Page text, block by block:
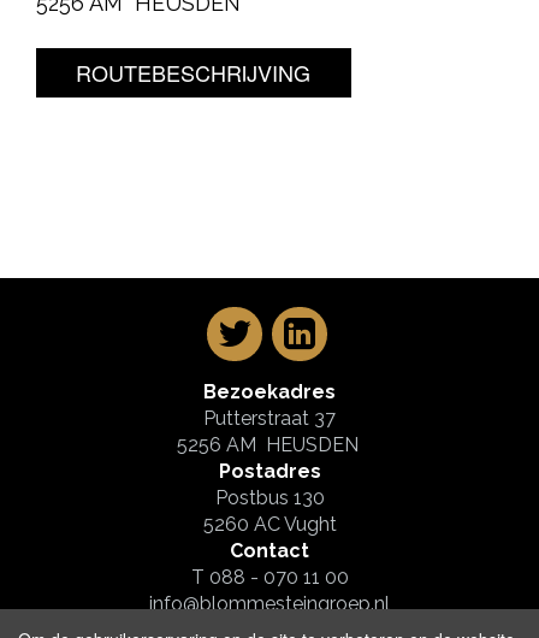
ROUTEBESCHRIJVING
Bezoekadres
Putterstraat 37
5256 AM HEUSDEN
Postadres
Postbus 130
5260 AC Vught
Contact
T 088 - 070 11 00
info@blommesteingroep.nl